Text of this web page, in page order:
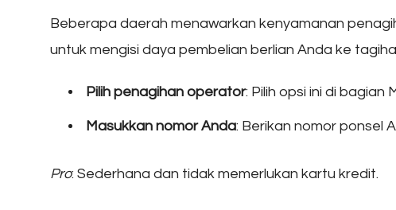
Beberapa daerah menawarkan kenyamanan
untuk mengisi daya pembelian berlian Anda ke
Pilih penagihan operator: Pilih opsi ini di
Masukkan nomor Anda: Berikan nomor ponsel
Pro: Sederhana dan tidak memerlukan kartu kredit.